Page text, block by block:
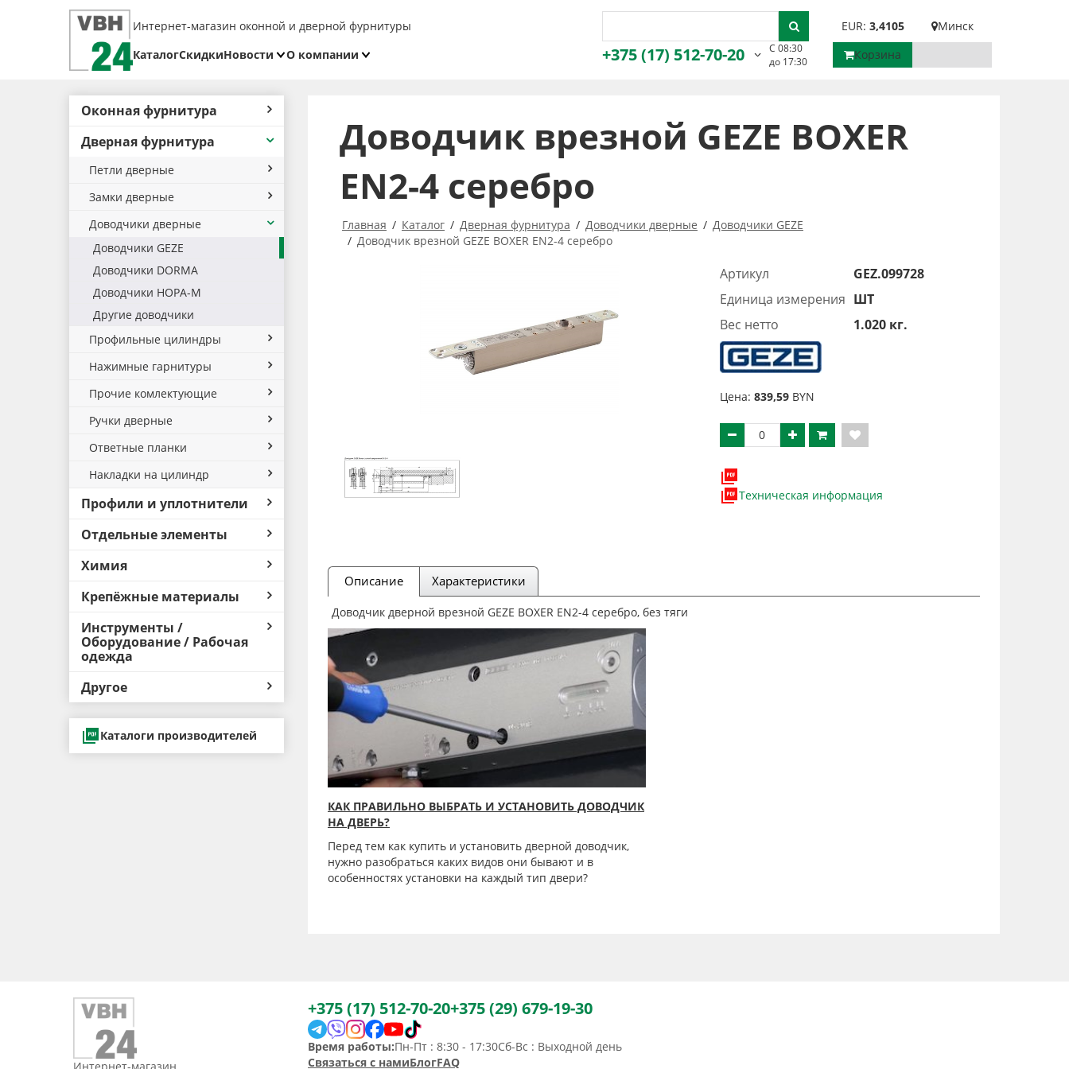
Интернет-магазин оконной и дверной фурнитуры EUR: 3,4105
Минск
КаталогСкидкиНовости
О компании
Возврат
+375 (17) 512-70-20
С 08:30
до 17:30
Корзина
Оконная фурнитура
Дверная фурнитура
Петли дверные
Замки дверные
Доводчики дверные
Доводчики GEZE
Доводчики DORMA
Доводчики НОРА-М
Другие доводчики
Профильные цилиндры
Нажимные гарнитуры
Прочие комлектующие
Ручки дверные
Ответные планки
Накладки на цилиндр
Профили и уплотнители
Отдельные элементы
Химия
Крепёжные материалы
Инструменты /
Оборудование / Рабочая
одежда
Другое
Каталоги производителей
Доводчик врезной GEZE BOXER
EN2-4 серебро
Главная Каталог Дверная фурнитура Доводчики дверные
Доводчики GEZE
Доводчик врезной GEZE BOXER EN2-4 серебро
Артикул
GEZ.099728
Единица измерения ШТ
Вес нетто
1.020 кг.
Цена: 839,59 BYN
Техническая информация
Описание Характеристики
Доводчик дверной врезной GEZE BOXER EN2-4 серебро, без тяги
КАК ПРАВИЛЬНО ВЫБРАТЬ И УСТАНОВИТЬ ДОВОДЧИК
НА ДВЕРЬ?
Перед тем как купить и установить дверной доводчик,
нужно разобраться каких видов они бывают и в
особенностях установки на каждый тип двери?
+375 (17) 512-70-20+375 (29) 679-19-30
Время работы:Пн-Пт : 8:30 - 17:30Сб-Вс : Выходной день
Связаться с намиБлогFAQ